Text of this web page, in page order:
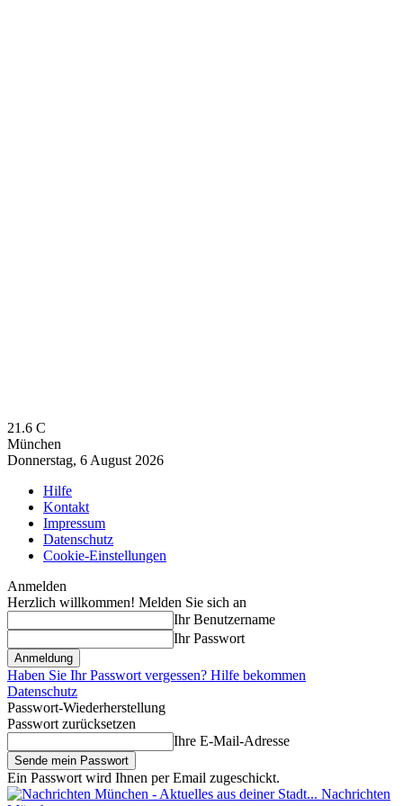
21.6 C
München
Donnerstag, 6 August 2026
Hilfe
Kontakt
Impressum
Datenschutz
Cookie-Einstellungen
Anmelden
Herzlich willkommen! Melden Sie sich an
Ihr Benutzername
Ihr Passwort
Haben Sie Ihr Passwort vergessen? Hilfe bekommen
Datenschutz
Passwort-Wiederherstellung
Passwort zurücksetzen
Ihre E-Mail-Adresse
Ein Passwort wird Ihnen per Email zugeschickt.
Nachrichten